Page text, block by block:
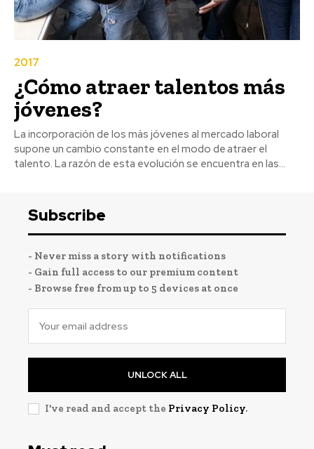
2017
¿Cómo atraer talentos más
jóvenes?
La incorporación de los más jóvenes al mercado laboral
supone un cambio constante en el modo de atraer el
talento. La razón de esta evolución se encuentra en las...
Subscribe
- Never miss a story with notifications
- Gain full access to our premium content
- Browse free from up to 5 devices at once
UNLOCK ALL
I've read and accept the Privacy Policy.